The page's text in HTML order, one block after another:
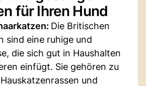
für Ihren Hund
Die Britischen
sind eine ruhige und
die sich gut in Haushalten
einfügt. Sie gehören zu
und